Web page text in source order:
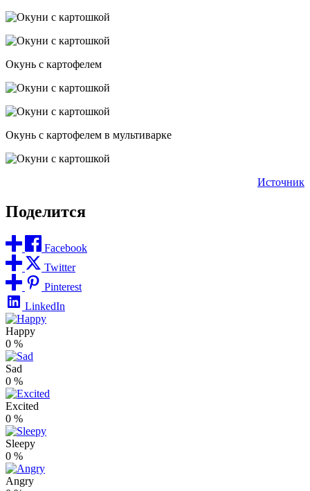
Окунь с картофелем
Окунь с картофелем в мультиварке
Источник
Поделится
Facebook
Twitter
Pinterest
LinkedIn
Happy
0 %
Sad
0 %
Excited
0 %
Sleepy
0 %
Angry